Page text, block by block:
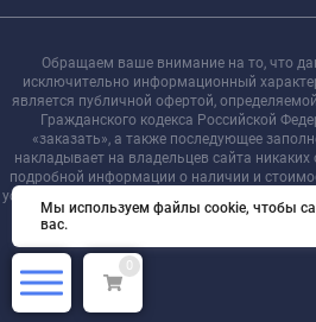
Обращаем ваше внимание на то, что
исключительно информационный
является публичной офертой,
Гражданского кодекса Российской
«заказать», а также последующее
накладывает на владельцев сайта
подробной информации о наличии и
услуг, пожалуйста, обращайтесь к
формы связи или по телефону
0
Мы используем файлы cookie, чтобы
вас.